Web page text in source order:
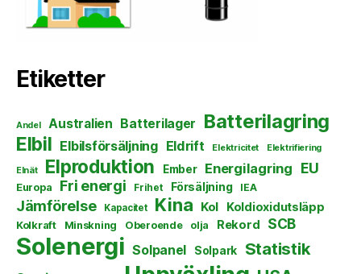
Etiketter
Andel Australien Batterilager Batterilagring
Elbil Elbilsförsäljning Eldrift Elektricitet Elektrifiering
Elnät Elproduktion Ember Energilagring EU
Europa Fri energi Frihet Försäljning IEA
Jämförelse Kapacitet Kina Kol Koldioxidutsläpp
Kolkraft Minskning Oberoende olja Rekord SCB
Solenergi Solpanel Solpark Statistik